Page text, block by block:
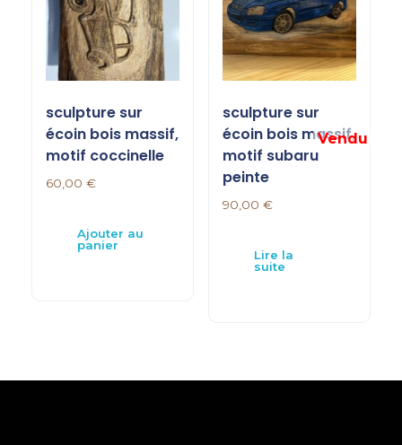
sculpture sur
écoin bois massif,
motif coccinelle
60,00 €
Ajouter au
panier
sculpture sur
écoin bois massif,
motif subaru
peinte
90,00 €
Lire la
suite